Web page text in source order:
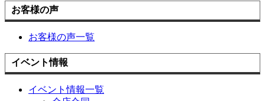
お客様の声
お客様の声一覧
イベント情報
イベント情報一覧